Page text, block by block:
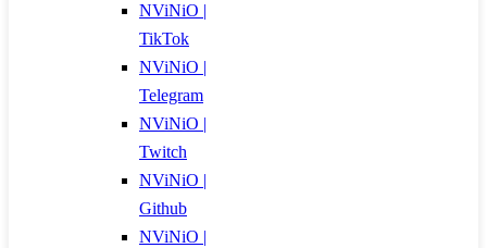
NViNiO |
TikTok
NViNiO |
Telegram
NViNiO |
Twitch
NViNiO |
Github
NViNiO |